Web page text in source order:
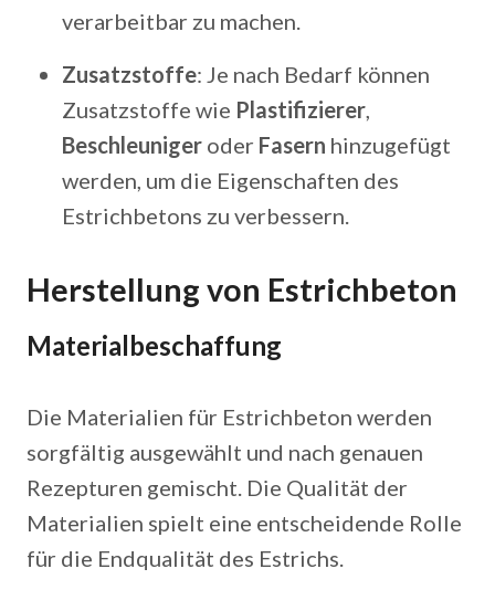
verarbeitbar zu machen.
Zusatzstoffe: Je nach Bedarf können
Zusatzstoffe wie Plastifizierer,
Beschleuniger oder Fasern hinzugefügt
werden, um die Eigenschaften des
Estrichbetons zu verbessern.
Herstellung von Estrichbeton
Materialbeschaffung
Die Materialien für Estrichbeton werden
sorgfältig ausgewählt und nach genauen
Rezepturen gemischt. Die Qualität der
Materialien spielt eine entscheidende Rolle
für die Endqualität des Estrichs.